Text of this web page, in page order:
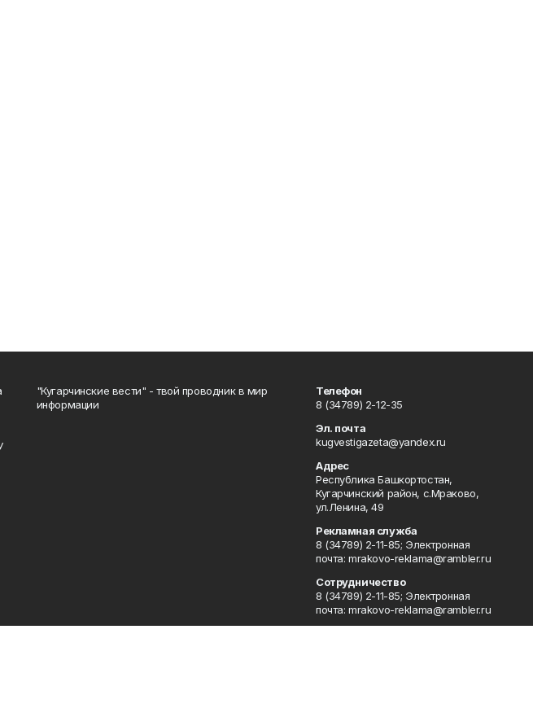
"Кугарчинские вести" - твой проводник в мир
информации
Телефон
8 (34789) 2-12-35
Эл. почта
kugvestigazeta@yandex.ru
Адрес
Республика Башкортостан,
Кугарчинский район, с.Мраково,
ул.Ленина, 49
Рекламная служба
8 (34789) 2-11-85; Электронная
почта: mrakovo-reklama@rambler.ru
Сотрудничество
8 (34789) 2-11-85; Электронная
почта: mrakovo-reklama@rambler.ru